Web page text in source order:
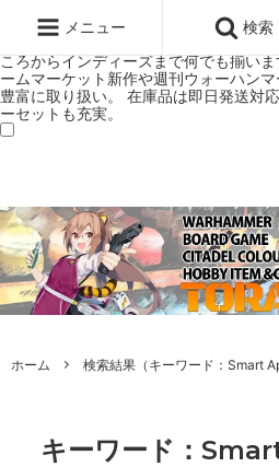
ミアムショップTORAYAMA。通販・オ
ハンマーとボードゲームのことなら当
ころからインディーズまで何でも揃い
ームマーケット新作や週刊ウォーハン
豊富に取り扱い。 在庫品は即日発送対
ーセットも充実。
メニュー 検索
ホーム 検索結果（キーワード：Smart
キーワード：